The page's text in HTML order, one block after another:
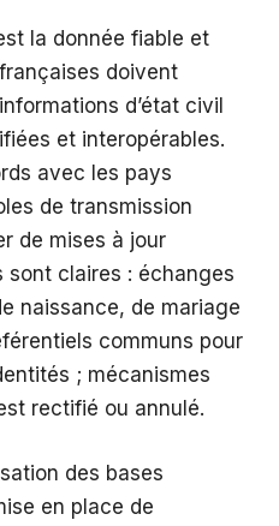
la donnée fiable et
doivent
d’état civil
et interopérables.
avec les pays
de transmission
de mises à jour
sont claires : échanges
naissance, de mariage
communs pour
; mécanismes
rectifié ou annulé.
des bases
en place de